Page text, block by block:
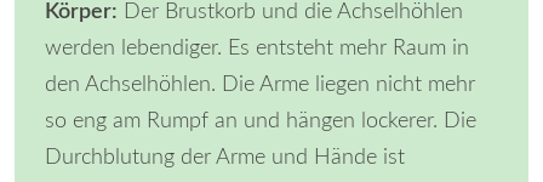
Körper: Der Brustkorb und die Achselhöhlen
werden lebendiger. Es entsteht mehr Raum in
den Achselhöhlen. Die Arme liegen nicht mehr
so eng am Rumpf an und hängen lockerer. Die
Durchblutung der Arme und Hände ist